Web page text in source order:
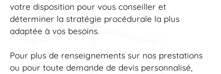
votre disposition pour vous conseiller et
déterminer la stratégie procédurale la plus
adaptée à vos besoins.
Pour plus de renseignements sur nos prestations
ou pour toute demande de devis personnalisé,